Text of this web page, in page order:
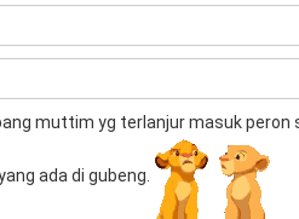
muttim yg terlanjur masuk peron
ada di gubeng.